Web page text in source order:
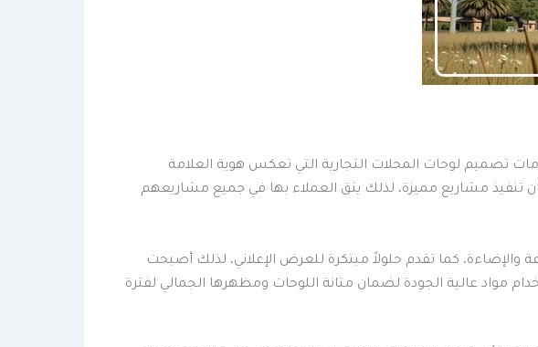
تصميم لوحات المحلات التجارية التي تعكس هوية العلامة
تنفيذ مشاريع مميزة، لذلك يثق العملاء بها في جميع مشاريعهم
كما تقدم حلولاً مبتكرة للعرض الإعلاني، لذلك أصبحت
مواد عالية الجودة لضمان متانة اللوحات ومظهرها الجمالي لفترة